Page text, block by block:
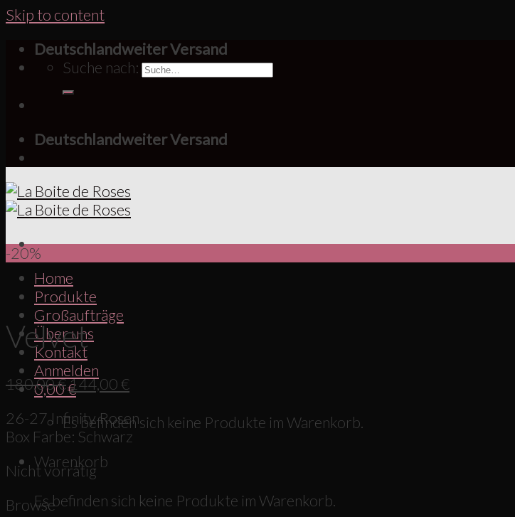
Skip to content
Deutschlandweiter Versand
Suche nach:
Deutschlandweiter Versand
Home
Produkte
Großaufträge
Über uns
Kontakt
Anmelden
0,00€
Es befinden sich keine Produkte im Warenkorb.
Warenkorb
Es befinden sich keine Produkte im Warenkorb.
-20%
Velvet
180,00€144,00€
26-27 Infinity Rosen
Box Farbe: Schwarz
Nicht vorrätig
Browse